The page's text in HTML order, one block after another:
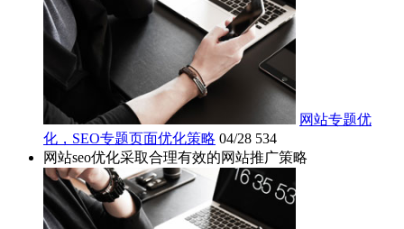
网站专题优
化，SEO专题页面优化策略 04/28 534
网站seo优化采取合理有效的网站推广策略